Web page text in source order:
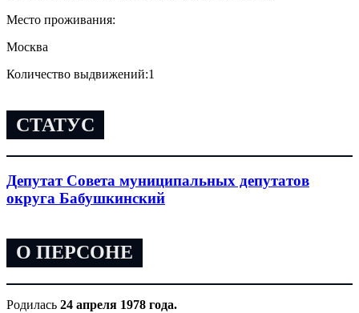
Место проживания:
Москва
Количество выдвижений:1
СТАТУС
Депутат Совета муниципальных депутатов
округа Бабушкинский
О ПЕРСОНЕ
Родилась 24 апреля 1978 года.